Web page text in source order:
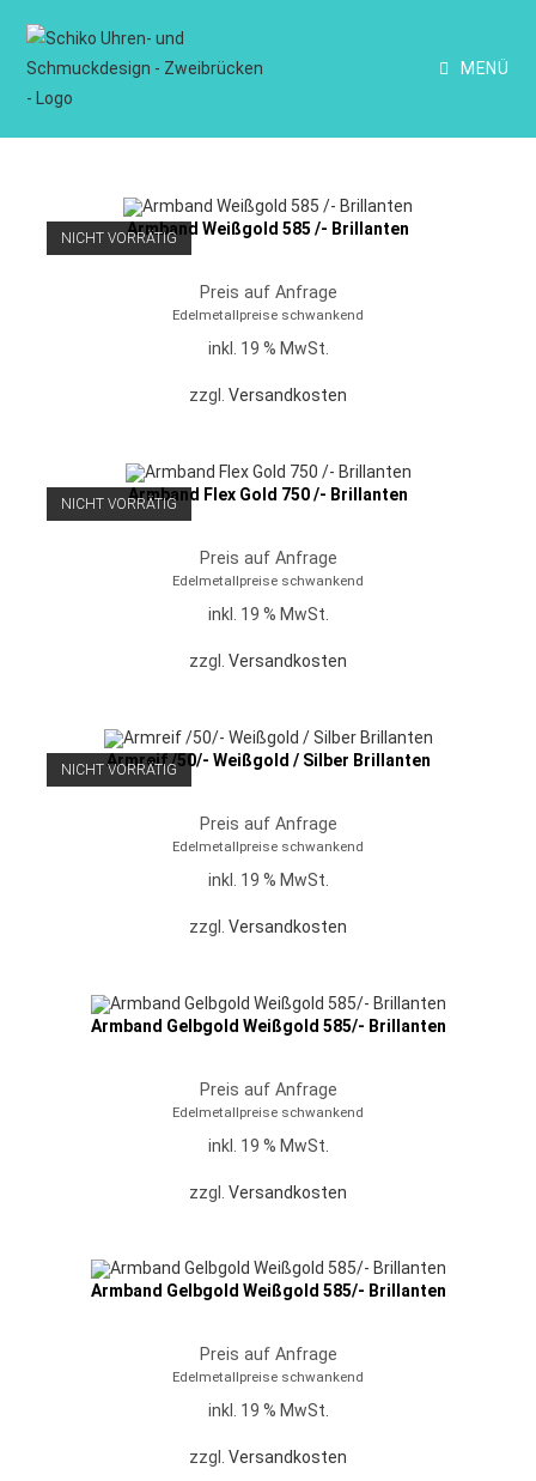
MENÜ
NICHT VORRÄTIGArmband Weißgold 585 /- Brillanten
Preis auf Anfrage
Edelmetallpreise schwankend
inkl. 19 % MwSt.
zzgl. Versandkosten
NICHT VORRÄTIGArmband Flex Gold 750 /- Brillanten
Preis auf Anfrage
Edelmetallpreise schwankend
inkl. 19 % MwSt.
zzgl. Versandkosten
NICHT VORRÄTIG
Armreif /50/- Weißgold / Silber Brillanten
Preis auf Anfrage
Edelmetallpreise schwankend
inkl. 19 % MwSt.
zzgl. Versandkosten
Armband Gelbgold Weißgold 585/- Brillanten
Preis auf Anfrage
Edelmetallpreise schwankend
inkl. 19 % MwSt.
zzgl. Versandkosten
Armband Gelbgold Weißgold 585/- Brillanten
Preis auf Anfrage
Edelmetallpreise schwankend
inkl. 19 % MwSt.
zzgl. Versandkosten